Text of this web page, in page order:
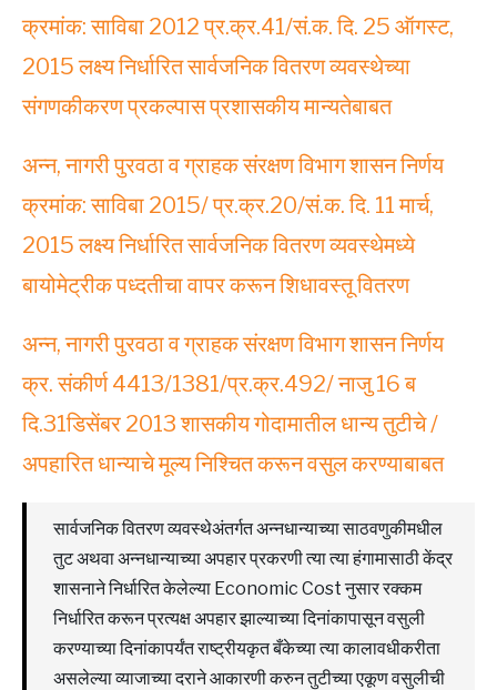
क्रमांक: साविबा 2012 प्र.क्र.41/सं.क. दि. 25 ऑगस्ट,
2015 लक्ष्य निर्धारित सार्वजनिक वितरण व्यवस्थेच्या
संगणकीकरण प्रकल्पास प्रशासकीय मान्यतेबाबत
अन्न, नागरी पुरवठा व ग्राहक संरक्षण विभाग शासन निर्णय
क्रमांक: साविबा 2015/ प्र.क्र.20/सं.क. दि. 11 मार्च,
2015 लक्ष्य निर्धारित सार्वजनिक वितरण व्यवस्थेमध्ये
बायोमेट्रीक पध्दतीचा वापर करून शिधावस्तू वितरण
अन्न, नागरी पुरवठा व ग्राहक संरक्षण विभाग शासन निर्णय
क्र. संकीर्ण 4413/1381/प्र.क्र.492/ नाजु 16 ब
दि.31डिसेंबर 2013 शासकीय गोदामातील धान्य तुटीचे /
अपहारित धान्याचे मूल्य निश्चित करून वसुल करण्याबाबत
सार्वजनिक वितरण व्यवस्थेअंतर्गत अन्नधान्याच्या साठवणुकीमधील
तुट अथवा अन्नधान्याच्या अपहार प्रकरणी त्या त्या हंगामासाठी केंद्र
शासनाने निर्धारित केलेल्या Economic Cost नुसार रक्कम
निर्धारित करून प्रत्यक्ष अपहार झाल्याच्या दिनांकापासून वसुली
करण्याच्या दिनांकापर्यंत राष्ट्रीयकृत बँकेच्या त्या कालावधीकरीता
असलेल्या व्याजाच्या दराने आकारणी करुन तुटीच्या एकूण वसुलीची